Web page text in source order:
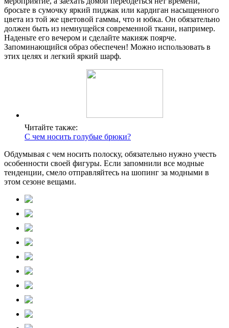
бросьте в сумочку яркий пиджак или кардиган насыщенного
цвета из той же цветовой гаммы, что и юбка. Он обязательно
должен быть из немнущейся современной ткани, например.
Наденьте его вечером и сделайте макияж поярче.
Запоминающийся образ обеспечен! Можно использовать в
этих целях и легкий яркий шарф.
Читайте также:
С чем носить голубые брюки?
Обдумывая с чем носить полоску, обязательно нужно учесть
особенности своей фигуры. Если запомнили все модные
тенденции, смело отправляйтесь на шопинг за модными в
этом сезоне вещами.